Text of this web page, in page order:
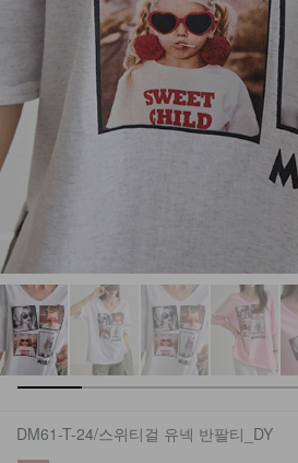
여름 잠옷 장마템 기획전
DM61-T-24/스위티걸 유넥 반팔티_DY